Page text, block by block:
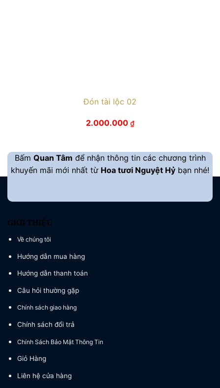
Đón tài lộc 02
2.000.000 ₫
Bấm Quan Tâm để nhận thông tin các chương trình
khuyến mãi mới nhất từ Hoa tươi Nguyệt Hỷ bạn nhé!
GIỚI THIỆU
Về chúng tôi
Hướng dẫn mua hàng
Hướng dẫn thanh toán
Câu hỏi thường gặp
Chính sách giao hàng
Chính sách đổi trả
Chính Sách Bảo Mật Thông Tin
Giỏ Hàng
Liên hệ cửa hàng